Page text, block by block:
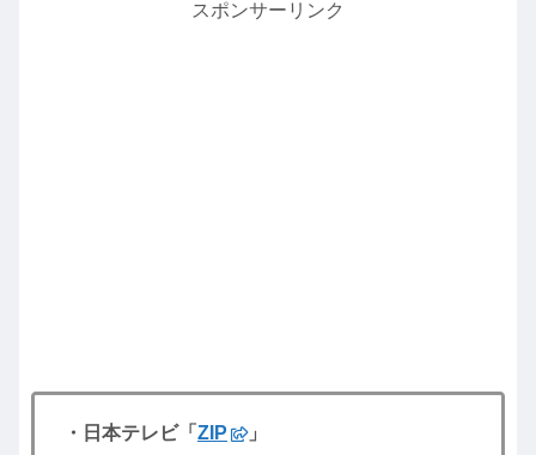
スポンサーリンク
・日本テレビ「 ZIP
」